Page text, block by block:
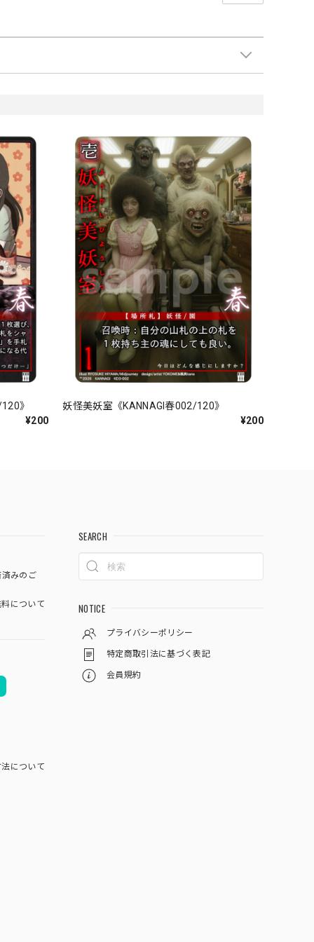
》
¥200
妖怪美妖室《KANNAGI春002/120》
¥200
みのご
について
について
SEARCH
NOTICE
プライバシーポリシー
特定商取引法に基づく表記
会員規約